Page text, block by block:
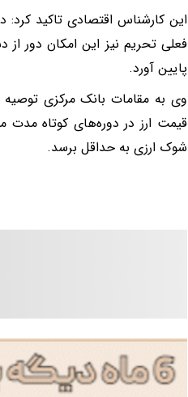
این کارشناس اقتصادی تاکید کرد:
فعلی تحریم نیز این امکان دور
پایین آورد.
وی به مقامات بانک مرکزی توصیه
قیمت ارز در دوره‌های کوتاه مدت
شوک ارزی به حداقل برسد.